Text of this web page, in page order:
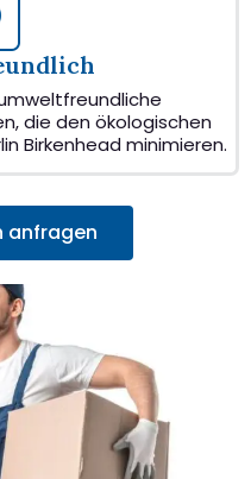
die den ökologischen
Birkenhead minimieren.
anfragen